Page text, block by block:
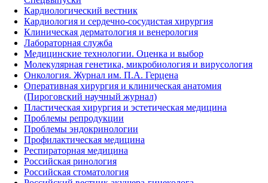
Кардиологический вестник
Кардиология и сердечно-сосудистая хирургия
Клиническая дерматология и венерология
Лабораторная служба
Медицинские технологии. Оценка и выбор
Молекулярная генетика, микробиология и вирусология
Онкология. Журнал им. П.А. Герцена
Оперативная хирургия и клиническая анатомия
(Пироговский научный журнал)
Пластическая хирургия и эстетическая медицина
Проблемы репродукции
Проблемы эндокринологии
Профилактическая медицина
Респираторная медицина
Российская ринология
Российская стоматология